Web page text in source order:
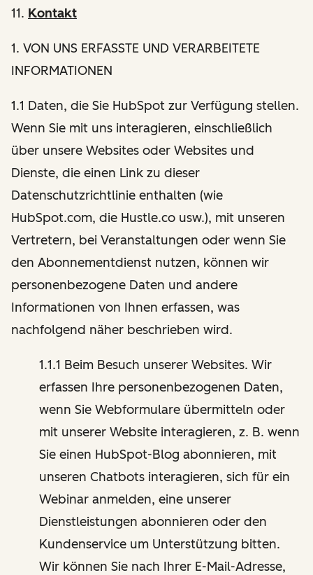
11. Kontakt
1. VON UNS ERFASSTE UND VERARBEITETE
INFORMATIONEN
1.1 Daten, die Sie HubSpot zur Verfügung stellen.
Wenn Sie mit uns interagieren, einschließlich
über unsere Websites oder Websites und
Dienste, die einen Link zu dieser
Datenschutzrichtlinie enthalten (wie
HubSpot.com, die Hustle.co usw.), mit unseren
Vertretern, bei Veranstaltungen oder wenn Sie
den Abonnementdienst nutzen, können wir
personenbezogene Daten und andere
Informationen von Ihnen erfassen, was
nachfolgend näher beschrieben wird.
1.1.1 Beim Besuch unserer Websites. Wir
erfassen Ihre personenbezogenen Daten,
wenn Sie Webformulare übermitteln oder
mit unserer Website interagieren, z. B. wenn
Sie einen HubSpot-Blog abonnieren, mit
unseren Chatbots interagieren, sich für ein
Webinar anmelden, eine unserer
Dienstleistungen abonnieren oder den
Kundenservice um Unterstützung bitten.
Wir können Sie nach Ihrer E-Mail-Adresse,